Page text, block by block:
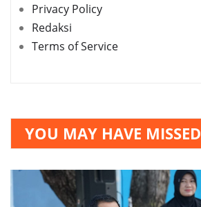
Privacy Policy
Redaksi
Terms of Service
YOU MAY HAVE MISSED